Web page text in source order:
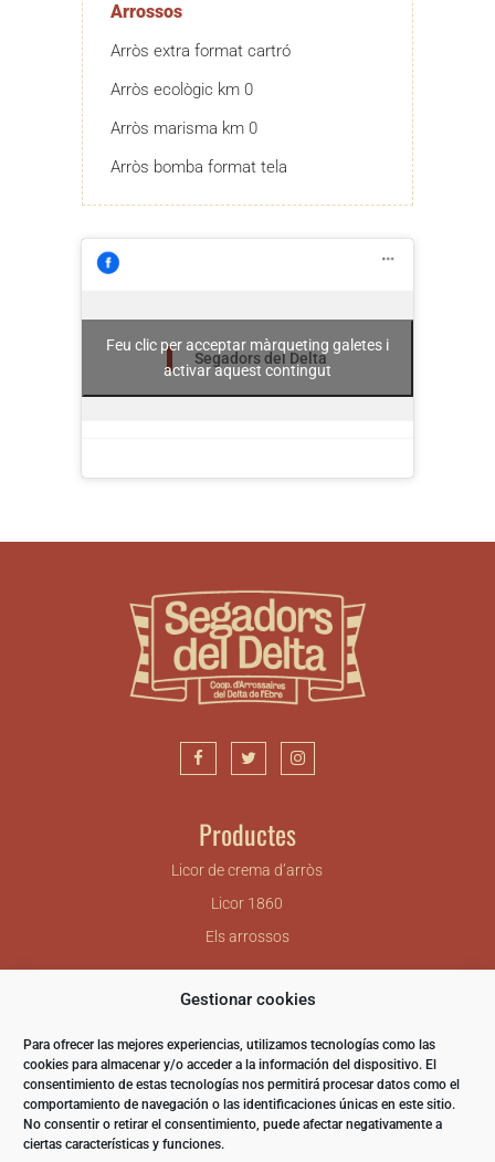
Gestionar cookies
Para ofrecer las mejores experiencias, utilizamos tecnologías como las
cookies para almacenar y/o acceder a la información del dispositivo. El
consentimiento de estas tecnologías nos permitirá procesar datos como el
comportamiento de navegación o las identificaciones únicas en este sitio.
No consentir o retirar el consentimiento, puede afectar negativamente a
ciertas características y funciones.
Arrossos
Arròs extra format cartró
Arròs ecològic km 0
Arròs marisma km 0
Arròs bomba format tela
Segadors del Delta
Feu clic per acceptar màrqueting galetes i
activar aquest contingut
Productes
Licor de crema d’arròs
Licor 1860
Els arrossos
Carretera de Camarles – Deltebre, km 6.5
43580 DELTEBRE (TGN)
Telèfon: 977 48 78 00
Fax: 977 48 77 78
info@nomenfoods.com